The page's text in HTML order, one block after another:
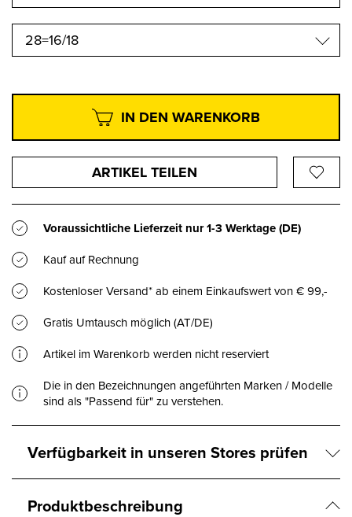
28=16/18
IN DEN WARENKORB
ARTIKEL TEILEN
Voraussichtliche Lieferzeit nur1-3 Werktage(DE)
Kauf auf Rechnung
Kostenloser Versand* ab einem Einkaufswert von € 99,-
Gratis Umtausch möglich (AT/DE)
Artikel im Warenkorb werden nicht reserviert
Die in den Bezeichnungen angeführten Marken / Modelle
sind als "Passend für" zu verstehen.
Verfügbarkeit in unseren Stores prüfen
Produktbeschreibung